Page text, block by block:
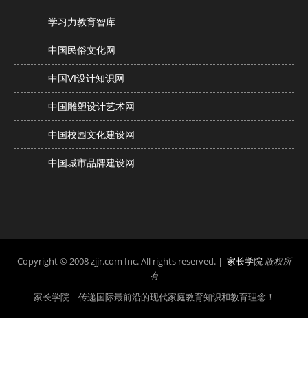
学习力教育智库
中国民俗文化网
中国VI设计知识网
中国雕塑设计艺术网
中国校园文化建设网
中国城市品牌建设网
Copyright © 2008 zjjr.com Inc. All rights reserved. | 家长学院 版权所
有
家长学院 传递国际最前沿的现代家庭教育知识和教育理念！